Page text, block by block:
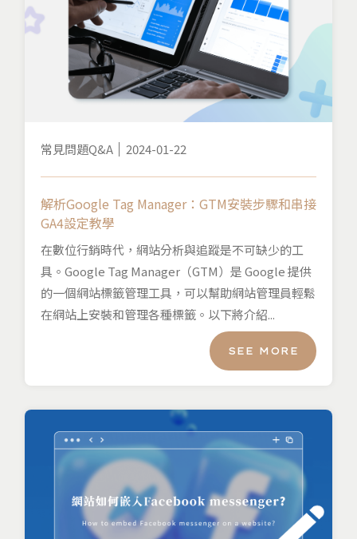
常見問題Q&A 2024-01-22
解析Google Tag Manager：GTM安裝步驟和串接
GA4設定教學
在數位行銷時代，網站分析與追蹤是不可缺少的工
具。Google Tag Manager（GTM）是 Google 提供
的一個網站標籤管理工具，可以幫助網站管理員輕鬆
在網站上安裝和管理各種標籤。以下將介紹...
SEE MORE